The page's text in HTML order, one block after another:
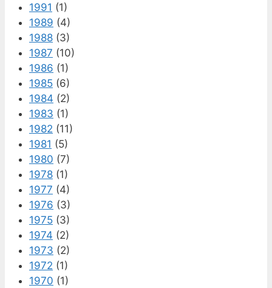
1991 (1)
1989 (4)
1988 (3)
1987 (10)
1986 (1)
1985 (6)
1984 (2)
1983 (1)
1982 (11)
1981 (5)
1980 (7)
1978 (1)
1977 (4)
1976 (3)
1975 (3)
1974 (2)
1973 (2)
1972 (1)
1970 (1)